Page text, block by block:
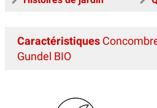
Caractéristiques
Gundel BIO